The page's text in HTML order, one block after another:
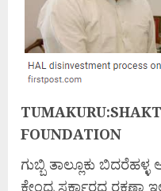
FOUNDATION
ಗುಬ್ಬಿ ತಾಲ್ಲೂಕು
ಕೇಂದ್ರ ಸರ್ಕಾರದ